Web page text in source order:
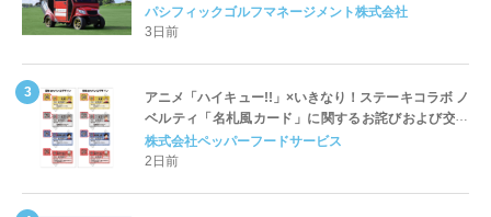
Cart（エアコンカート）」導入 | ＰＧＭ
パシフィックゴルフマネージメント株式会社
3日前
アニメ「ハイキュー!!」×いきなり！ステーキコラボ ノ
ベルティ「名札風カード」に関するお詫びおよび交換
対応についてのご案内
株式会社ペッパーフードサービス
2日前